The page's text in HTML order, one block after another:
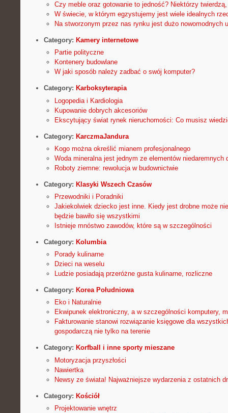
Czy meble oraz gotowanie to jedność? Niektórzy
W świecie, w którym egzystujemy jest wiele idealnych
Na stworzonym przez nas rynku jest dużo nowomodnych
Category: Kamery internetowe
Partie polityczne
Kontenery budowlane
W jaki sposób należy zadbać o swój komputer?
Category: Karboksyterapia
Logopedia i Kardiologia
Kupowanie dobrych akcesoriów
Ekscytujący świat rynek nieruchomości: Co musisz
Category: KarczmaJandura
Kogo można określić mianem profesjonalnego
Woda mineralna jest jednym ze elementów niedaremnych
Roboty ziemne: rewolucja w budownictwie
Category: Klasyki Wszech Czasów
Przewodniki i Poradniki
Jakiekolwiek dziecko jest inne. Kiedy jest drobne może
będzie bawiło się wszystkimi
Istnieje mnóstwo zawodów, które są w szczególności
Category: Kolumbia
Porady kulinarne
Dzieci na weselu
Ludzie posiadają przeróżne gusta kulinarne, rozliczne
Category: Korea Południowa
Eko i Naturalnie
Ekwipunek elektroniczny, a w szczególności komputery,
Fakturowanie stanowi rozwiązanie księgowe dla
gospodarczą nie tylko na terenie
Category: Korfball i inne sporty mieszane
Motoryzacja przyszłości
Nawiertka
Newsy ze świata! Najważniejsze wydarzenia z ostatnich
Category: Kościół
Projektowanie wnętrz